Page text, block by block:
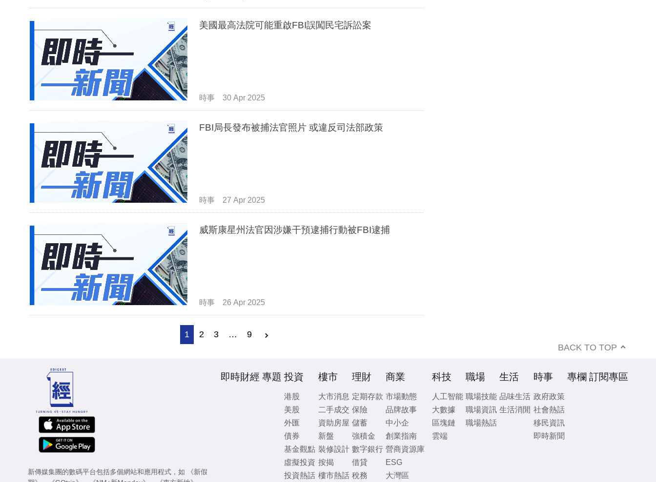
美國最高法院可能重啟FBI誤闖民宅訴訟案
時事 30 Apr 2025
FBI局長發布被捕法官照片 或違反司法部政策
時事 27 Apr 2025
威斯康星州法官因涉嫌干預逮捕行動被FBI逮捕
時事 26 Apr 2025
1 2 3 … 9
BACK TO TOP
新傳媒集團的數碼平台包括多個網站和應用程式，如
《新假
即時財經 專題 投資
港股
美股
外匯
債券
基金觀點
虛擬投資
投資熱話
樓市
大市消息
二手成交
資助房屋
新盤
裝修設計
按揭
樓市熱話
理財
定期存款
保險
儲蓄
強積金
數字銀行
借貸
稅務
商業
市場動態
品牌故事
中小企
創業指南
營商資源庫
ESG
大灣區
科技
人工智能
大數據
區塊鏈
雲端
職場
職場技能
職場資訊
職場熱話
生活
品味生活
生活消閒
時事
政府政策
社會熱話
移民資訊
即時新聞
專欄 訂閱專區